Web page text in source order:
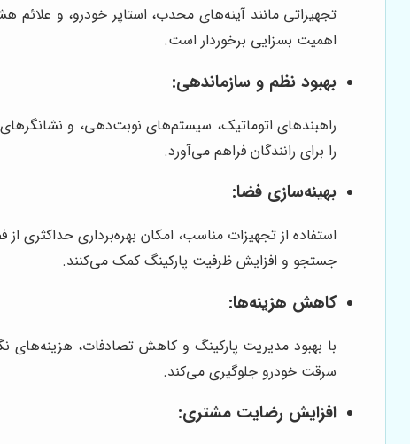
تجهیزاتی مانند آینه‌های محدب، استاپر خودرو، و علائم
اهمیت بسزایی برخوردار است.
بهبود نظم و سازماندهی:
راهبندهای اتوماتیک، سیستم‌های نوبت‌دهی، و
را برای رانندگان فراهم می‌آورد.
بهینه‌سازی فضا:
استفاده از تجهیزات مناسب، امکان بهره‌برداری
جستجو و افزایش ظرفیت پارکینگ کمک می‌کنند.
کاهش هزینه‌ها:
با بهبود مدیریت پارکینگ و کاهش تصادفات، هزینه‌های
سرقت خودرو جلوگیری می‌کند.
افزایش رضایت مشتری: